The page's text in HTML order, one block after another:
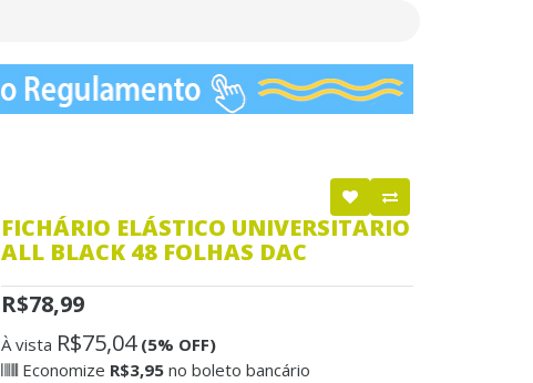
FICHÁRIO ELÁSTICO UNIVERSITARIO
ALL BLACK 48 FOLHAS DAC
R$78,99
À vista R$75,04 (5% OFF)
Economize R$3,95 no boleto bancário